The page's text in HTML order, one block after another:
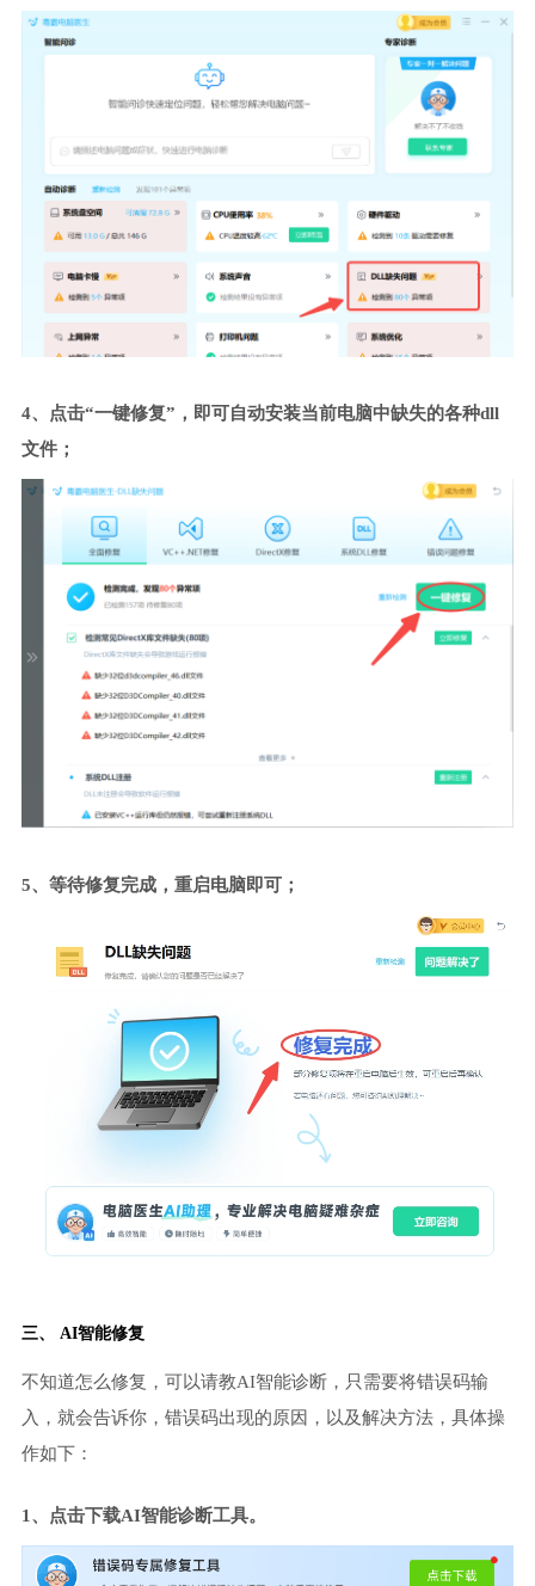
4、点击“一键修复”，即可自动安装当前电脑中缺失的各种dll
文件；
5、等待修复完成，重启电脑即可；
三、 AI智能修复
不知道怎么修复，可以请教AI智能诊断，只需要将错误码输
入，就会告诉你，错误码出现的原因，以及解决方法，具体操
作如下：
1、点击下载AI智能诊断工具。